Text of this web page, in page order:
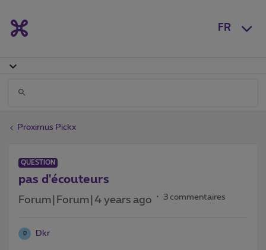
FR
Proximus Pickx
QUESTION
pas d'écouteurs
Forum|Forum|4 years ago 3 commentaires
D Dkr